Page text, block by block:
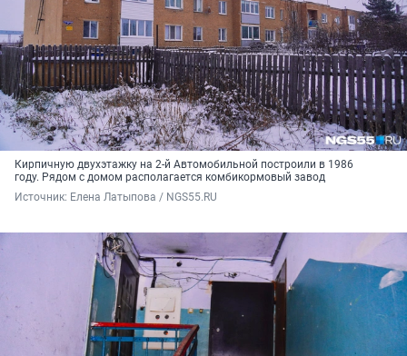
Кирпичную двухэтажку на 2-й Автомобильной построили в 1986
году. Рядом с домом располагается комбикормовый завод
Источник: Елена Латыпова / NGS55.RU